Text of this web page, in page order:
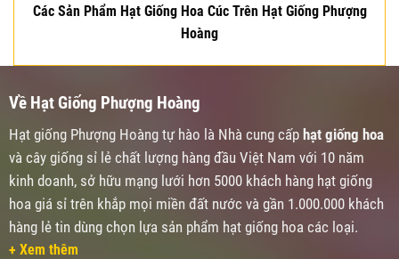
Các Sản Phẩm Hạt Giống Hoa Cúc Trên Hạt Giống Phượng
Hoàng
Về Hạt Giống Phượng Hoàng
Hạt giống Phượng Hoàng tự hào là Nhà cung cấp hạt giống hoa
và cây giống sỉ lẻ chất lượng hàng đầu Việt Nam với 10 năm
kinh doanh, sở hữu mạng lưới hơn 5000 khách hàng hạt giống
hoa giá sỉ trên khắp mọi miền đất nước và gần 1.000.000 khách
hàng lẻ tin dùng chọn lựa sản phẩm hạt giống hoa các loại.
+ Xem thêm